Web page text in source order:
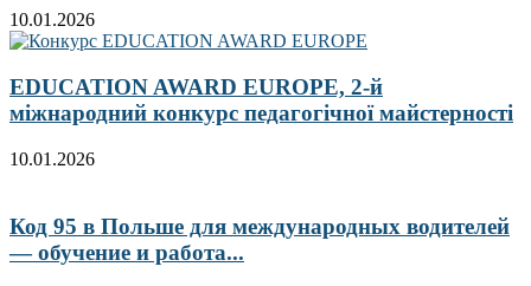
10.01.2026
EDUCATION AWARD EUROPE, 2-й
міжнародний конкурс педагогічної майстерності
10.01.2026
Код 95 в Польше для международных водителей
— обучение и работа...